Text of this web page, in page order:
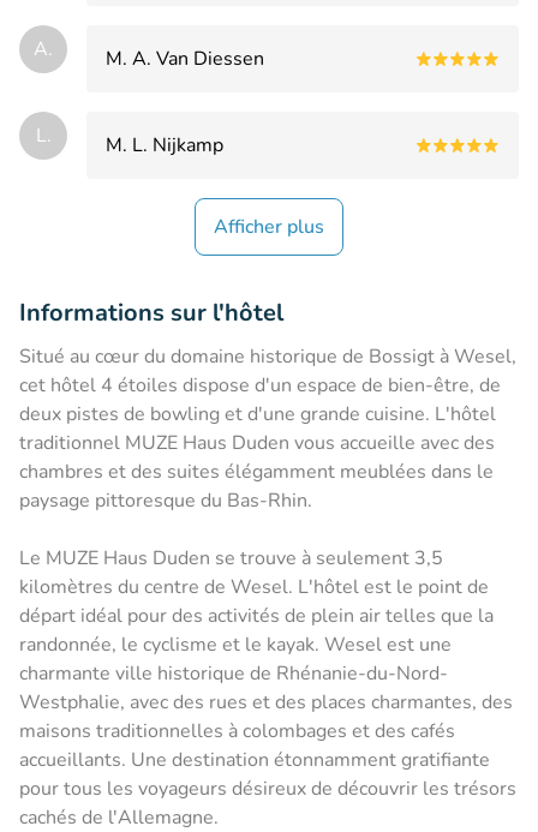
A. M. A. Van Diessen
L. M. L. Nijkamp
Afficher plus
Informations sur l'hôtel
Situé au cœur du domaine historique de Bossigt à Wesel,
cet hôtel 4 étoiles dispose d'un espace de bien-être, de
deux pistes de bowling et d'une grande cuisine. L'hôtel
traditionnel MUZE Haus Duden vous accueille avec des
chambres et des suites élégamment meublées dans le
paysage pittoresque du Bas-Rhin.
Le MUZE Haus Duden se trouve à seulement 3,5
kilomètres du centre de Wesel. L'hôtel est le point de
départ idéal pour des activités de plein air telles que la
randonnée, le cyclisme et le kayak. Wesel est une
charmante ville historique de Rhénanie-du-Nord-
Westphalie, avec des rues et des places charmantes, des
maisons traditionnelles à colombages et des cafés
accueillants. Une destination étonnamment gratifiante
pour tous les voyageurs désireux de découvrir les trésors
cachés de l'Allemagne.